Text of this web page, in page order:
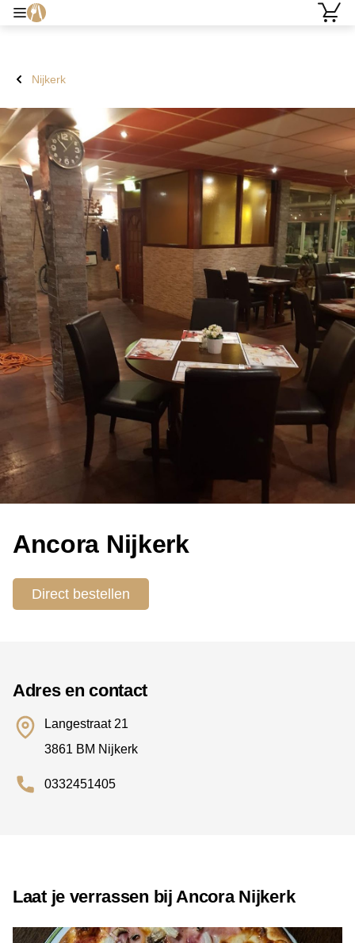
Nijkerk
Ancora Nijkerk
Direct bestellen
Adres en contact
Langestraat 21
3861 BM Nijkerk
0332451405
Laat je verrassen bij Ancora Nijkerk